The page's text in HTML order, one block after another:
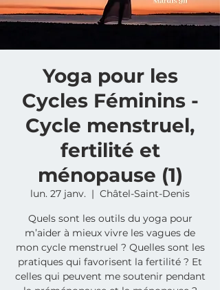
Yoga pour les
Cycles Féminins -
Cycle menstruel,
fertilité et
ménopause (1)
lun. 27 janv.
  |
Châtel-Saint-Denis
Quels sont les outils du yoga pour
m’aider à mieux vivre les vagues de
mon cycle menstruel ? Quelles sont les
pratiques qui favorisent la fertilité ? Et
celles qui peuvent me soutenir pendant